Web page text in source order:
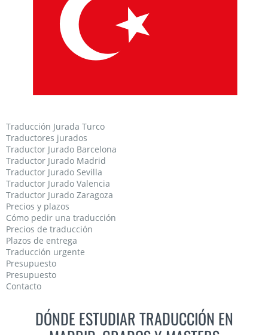
Traducción Jurada Turco
Traductores jurados
Traductor Jurado Barcelona
Traductor Jurado Madrid
Traductor Jurado Sevilla
Traductor Jurado Valencia
Traductor Jurado Zaragoza
Precios y plazos
Cómo pedir una traducción
Precios de traducción
Plazos de entrega
Traducción urgente
Presupuesto
Presupuesto
Contacto
DÓNDE ESTUDIAR TRADUCCIÓN EN